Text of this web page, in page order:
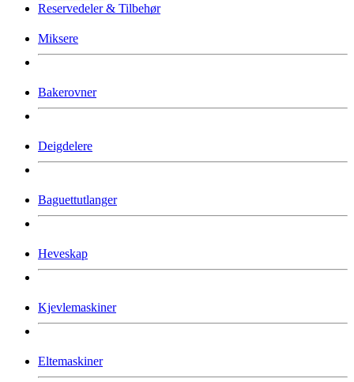
Reservedeler & Tilbehør
Miksere
Bakerovner
Deigdelere
Baguettutlanger
Heveskap
Kjevlemaskiner
Eltemaskiner